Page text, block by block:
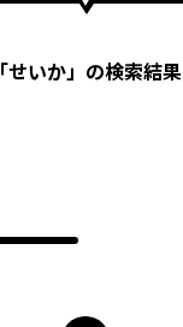
「せいか」の検索結果